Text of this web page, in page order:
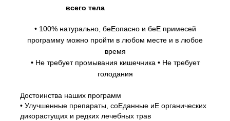
всего тела
• 100% натурально, беЕопасно и беЕ примесей
программу можно пройти в любом месте и в любое
время
• Не требует промывания кишечника • Не требует
голодания
Достоинства наших программ
• Улучшенные препараты, соЕданные иЕ органических
дикорастущих и редких лечебных трав